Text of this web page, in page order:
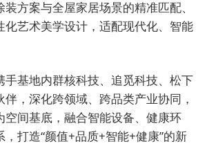
方案与全屋家居场景的精准匹配、
化艺术美学设计，适配现代化、智能
手基地内群核科技、追觅科技、松下
，深化跨领域、跨品类产业协同，
空间基底，融合智能设备、健康环
打造“颜值+品质+智能+健康”的新